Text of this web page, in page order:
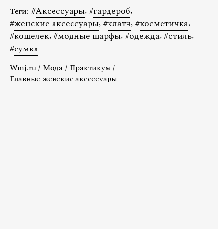
Теги: #Аксессуары, #гардероб,
#женские аксессуары, #клатч, #косметичка,
#кошелек, #модные шарфы, #одежда, #стиль,
#сумка
Wmj.ru / Мода / Практикум /
Главные женские аксессуары